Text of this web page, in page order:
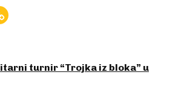
turnir “Trojka iz bloka” u